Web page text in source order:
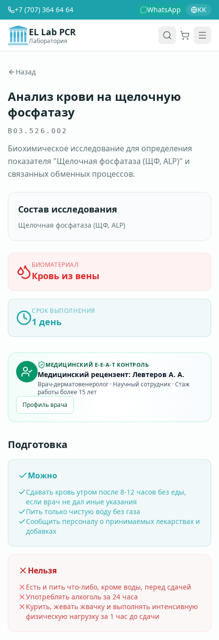
+7 (707) 364 64 64 WhatsApp KK
EL Lab PCR
Лаборатория
Назад
Анализ крови на щелочную
фосфатазу
B03.526.002
Биохимическое исследование для определения
показателя "Щелочная фосфатаза (ЩФ, ALP)" и
связанных обменных процессов.
Состав исследования
Щелочная фосфатаза (ЩФ, ALP)
БИОМАТЕРИАЛ
Кровь из вены
СРОК ВЫПОЛНЕНИЯ
1 день
МЕДИЦИНСКИЙ E-E-A-T КОНТРОЛЬ
Медицинский рецензент: Левтеров А. А.
Врач-дерматовенеролог · Научный сотрудник · Стаж
работы более 15 лет
Профиль врача
Подготовка
Можно
Сдавать кровь утром после 8-12 часов без еды,
если врач не дал иные указания
Пить только чистую воду без газа
Сообщить персоналу о принимаемых лекарствах и
добавках
Нельзя
Есть и пить что-либо, кроме воды, перед сдачей
Употреблять алкоголь за 24 часа
Курить, жевать жвачку и выполнять интенсивную
физическую нагрузку за 1 час до сдачи